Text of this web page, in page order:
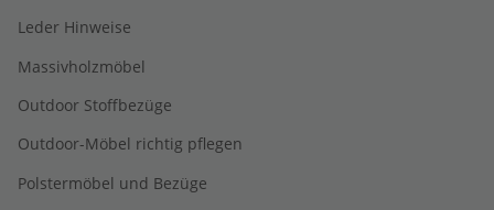
Leder Hinweise
Massivholzmöbel
Outdoor Stoffbezüge
Outdoor-Möbel richtig pflegen
Polstermöbel und Bezüge